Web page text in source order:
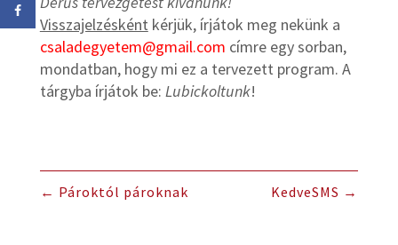
Visszajelzésként kérjük, írjátok meg nekünk a
csaladegyetem@gmail.com címre egy sorban,
mondatban, hogy mi ez a tervezett program. A
tárgyba írjátok be: Lubickoltunk!
← Pároktól pároknak KedveSMS →